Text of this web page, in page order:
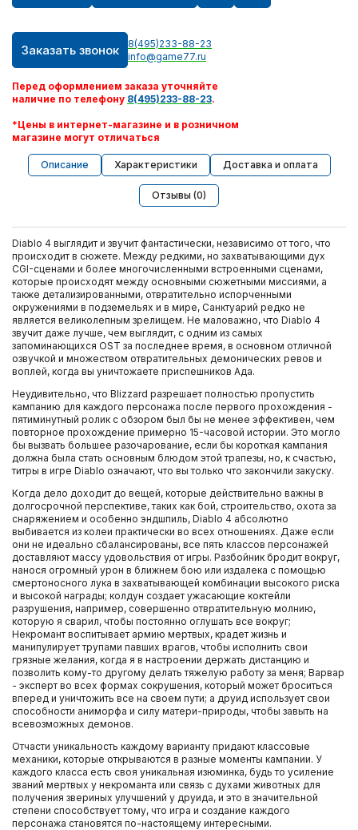
Заказать звонок
8(495)233-88-23
info@game77.ru
Перед оформлением заказа уточняйте
наличие по телефону 8(495)233-88-23.
*Цены в интернет-магазине и в розничном
магазине могут отличаться
Описание Характеристики Доставка и оплата
Отзывы (0)
Diablo 4 выглядит и звучит фантастически, независимо от того, что
происходит в сюжете. Между редкими, но захватывающими дух
CGI-сценами и более многочисленными встроенными сценами,
которые происходят между основными сюжетными миссиями, а
также детализированными, отвратительно испорченными
окружениями в подземельях и в мире, Санктуарий редко не
является великолепным зрелищем. Не маловажно, что Diablo 4
звучит даже лучше, чем выглядит, с одним из самых
запоминающихся OST за последнее время, в основном отличной
озвучкой и множеством отвратительных демонических ревов и
воплей, когда вы уничтожаете приспешников Ада.
Неудивительно, что Blizzard разрешает полностью пропустить
кампанию для каждого персонажа после первого прохождения -
пятиминутный ролик с обзором был бы не менее эффективен, чем
повторное прохождение примерно 15-часовой истории. Это могло
бы вызвать большее разочарование, если бы короткая кампания
должна была стать основным блюдом этой трапезы, но, к счастью,
титры в игре Diablo означают, что вы только что закончили закуску.
Когда дело доходит до вещей, которые действительно важны в
долгосрочной перспективе, таких как бой, строительство, охота за
снаряжением и особенно эндшпиль, Diablo 4 абсолютно
выбивается из колеи практически во всех отношениях. Даже если
они не идеально сбалансированы, все пять классов персонажей
доставляют массу удовольствия от игры. Разбойник бродит вокруг,
нанося огромный урон в ближнем бою или издалека с помощью
смертоносного лука в захватывающей комбинации высокого риска
и высокой награды; колдун создает ужасающие коктейли
разрушения, например, совершенно отвратительную молнию,
которую я сварил, чтобы постоянно оглушать все вокруг;
Некромант воспитывает армию мертвых, крадет жизнь и
манипулирует трупами павших врагов, чтобы исполнить свои
грязные желания, когда я в настроении держать дистанцию и
позволить кому-то другому делать тяжелую работу за меня; Варвар
- эксперт во всех формах сокрушения, который может броситься
вперед и уничтожить все на своем пути; а друид использует свои
способности аниморфа и силу матери-природы, чтобы завыть на
всевозможных демонов.
Отчасти уникальность каждому варианту придают классовые
механики, которые открываются в разные моменты кампании. У
каждого класса есть своя уникальная изюминка, будь то усиление
званий мертвых у некроманта или связь с духами животных для
получения звериных улучшений у друида, и это в значительной
степени способствует тому, что игра и создание каждого
персонажа становятся по-настоящему интересными.